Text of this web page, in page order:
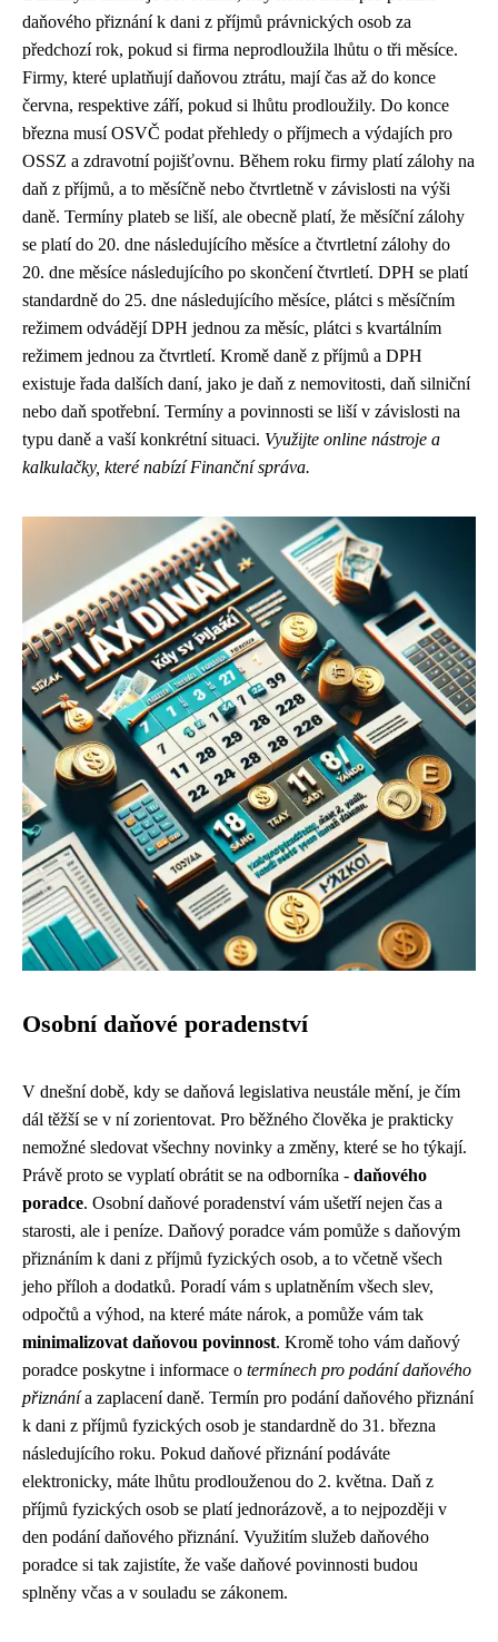
daňového přiznání k dani z příjmů právnických osob za
předchozí rok, pokud si firma neprodloužila lhůtu o tři měsíce.
Firmy, které uplatňují daňovou ztrátu, mají čas až do konce
června, respektive září, pokud si lhůtu prodloužily. Do konce
března musí OSVČ podat přehledy o příjmech a výdajích pro
OSSZ a zdravotní pojišťovnu. Během roku firmy platí zálohy na
daň z příjmů, a to měsíčně nebo čtvrtletně v závislosti na výši
daně. Termíny plateb se liší, ale obecně platí, že měsíční zálohy
se platí do 20. dne následujícího měsíce a čtvrtletní zálohy do
20. dne měsíce následujícího po skončení čtvrtletí. DPH se platí
standardně do 25. dne následujícího měsíce, plátci s měsíčním
režimem odvádějí DPH jednou za měsíc, plátci s kvartálním
režimem jednou za čtvrtletí. Kromě daně z příjmů a DPH
existuje řada dalších daní, jako je daň z nemovitosti, daň silniční
nebo daň spotřební. Termíny a povinnosti se liší v závislosti na
typu daně a vaší konkrétní situaci. Využijte online nástroje a
kalkulačky, které nabízí Finanční správa.
Osobní daňové poradenství
V dnešní době, kdy se daňová legislativa neustále mění, je čím
dál těžší se v ní zorientovat. Pro běžného člověka je prakticky
nemožné sledovat všechny novinky a změny, které se ho týkají.
Právě proto se vyplatí obrátit se na odborníka - daňového
poradce. Osobní daňové poradenství vám ušetří nejen čas a
starosti, ale i peníze. Daňový poradce vám pomůže s daňovým
přiznáním k dani z příjmů fyzických osob, a to včetně všech
jeho příloh a dodatků. Poradí vám s uplatněním všech slev,
odpočtů a výhod, na které máte nárok, a pomůže vám tak
minimalizovat daňovou povinnost. Kromě toho vám daňový
poradce poskytne i informace o termínech pro podání daňového
přiznánía zaplacení daně. Termín pro podání daňového přiznání
k dani z příjmů fyzických osob je standardně do 31. března
následujícího roku. Pokud daňové přiznání podáváte
elektronicky, máte lhůtu prodlouženou do 2. května. Daň z
příjmů fyzických osob se platí jednorázově, a to nejpozději v
den podání daňového přiznání. Využitím služeb daňového
poradce si tak zajistíte, že vaše daňové povinnosti budou
splněny včas a v souladu se zákonem.